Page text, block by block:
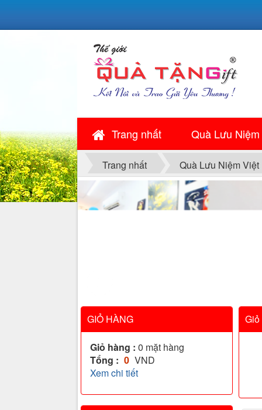
Trang nhất Quà Lưu
Trang nhất Quà Lưu Niệm Việt
QUÀ PHONG THỦY
GIỎ HÀNG
Giỏ hàng : 0 mặt hàng
Tổng : 0 VND
Xem chi tiết